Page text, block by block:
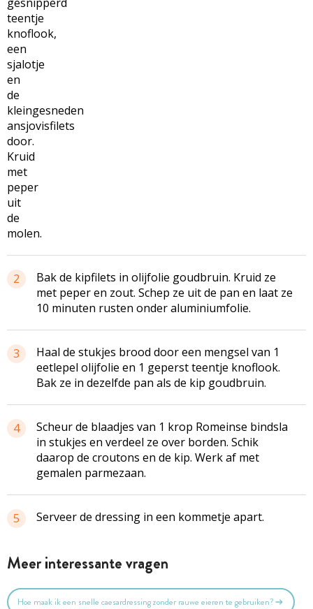
teentje
knoflook,
een
sjalotje
en
de
kleingesneden
ansjovisfilets
door.
Kruid
met
peper
uit
de
molen.
2
Bak de kipfilets in olijfolie goudbruin. Kruid ze
met peper en zout. Schep ze uit de pan en laat ze
10 minuten rusten onder aluminiumfolie.
3
Haal de stukjes brood door een mengsel van 1
eetlepel olijfolie en 1 geperst teentje knoflook.
Bak ze in dezelfde pan als de kip goudbruin.
4
Scheur de blaadjes van 1 krop Romeinse bindsla
in stukjes en verdeel ze over borden. Schik
daarop de croutons en de kip. Werk af met
gemalen parmezaan.
5 Serveer de dressing in een kommetje apart.
Meer interessante vragen
Hoe maak ik een snelle caesardressing zonder rauwe eieren te gebruiken?